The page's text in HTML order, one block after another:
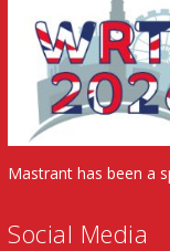
Mastrant has been a
Social Media